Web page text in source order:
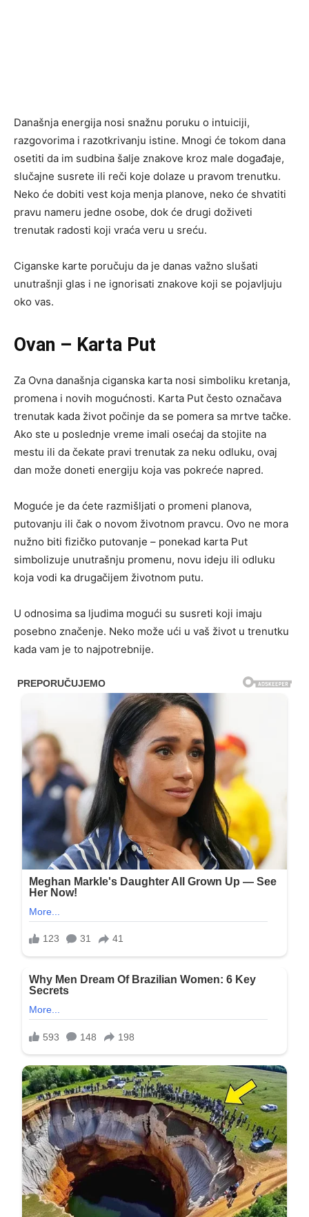
Današnja energija nosi snažnu poruku o intuiciji,
razgovorima i razotkrivanju istine. Mnogi će tokom dana
osetiti da im sudbina šalje znakove kroz male događaje,
slučajne susrete ili reči koje dolaze u pravom trenutku.
Neko će dobiti vest koja menja planove, neko će shvatiti
pravu nameru jedne osobe, dok će drugi doživeti
trenutak radosti koji vraća veru u sreću.
Ciganske karte poručuju da je danas važno slušati
unutrašnji glas i ne ignorisati znakove koji se pojavljuju
oko vas.
Ovan – Karta Put
Za Ovna današnja ciganska karta nosi simboliku kretanja,
promena i novih mogućnosti. Karta Put često označava
trenutak kada život počinje da se pomera sa mrtve tačke.
Ako ste u poslednje vreme imali osećaj da stojite na
mestu ili da čekate pravi trenutak za neku odluku, ovaj
dan može doneti energiju koja vas pokreće napred.
Moguće je da ćete razmišljati o promeni planova,
putovanju ili čak o novom životnom pravcu. Ovo ne mora
nužno biti fizičko putovanje – ponekad karta Put
simbolizuje unutrašnju promenu, novu ideju ili odluku
koja vodi ka drugačijem životnom putu.
U odnosima sa ljudima mogući su susreti koji imaju
posebno značenje. Neko može ući u vaš život u trenutku
kada vam je to najpotrebnije.